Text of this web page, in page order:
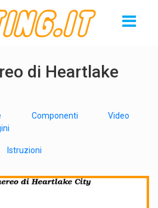
di Heartlake
Componenti Video
Istruzioni